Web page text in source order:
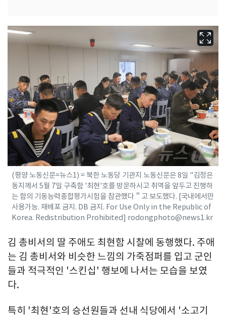
(평양 노동신문=뉴스1) = 북한 노동당 기관지 노동신문은 8일 "김정은
동지께서 5월 7일 구축함 '최현'호를 방문하시고 취역을 앞두고 진행하
는 함의 기동능력종합평가시험을 참관했다＂고 보도했다. [국내에서만
사용가능. 재배포 금지. DB 금지. For Use Only in the Republic of
Korea. Redistribution Prohibited] rodongphoto@news1.kr
김 총비서의 딸 주애도 최현함 시찰에 동행했다. 주애
는 김 총비서와 비슷한 느낌의 가죽점퍼를 입고 군인
들과 적극적인 '스킨십' 행보에 나서는 모습을 보였
다.
특히 '최현'호의 승선원들과 선내 식당에서 '소고기